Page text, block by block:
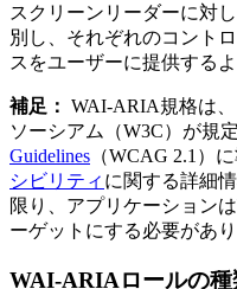
スクリーンリーダーに対
別し、それぞれのコント
スをユーザーに提供する
補足： WAI-ARIA規格は
ソーシアム（W3C）が規
Guidelines （WCAG 2.1）
シビリティ に関する詳細
限り、アプリケーション
ーゲットにする必要があ
WAI-ARIAロールの種